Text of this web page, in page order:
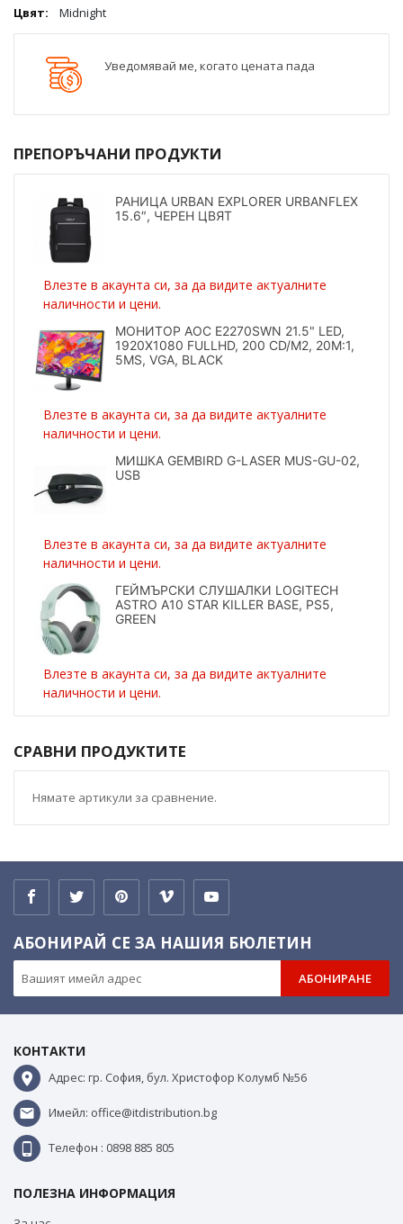
Midnight
Уведомявай ме, когато цената пада
ПРЕПОРЪЧАНИ ПРОДУКТИ
РАНИЦА URBAN EXPLORER URBANFLEX
15.6″, ЧЕРЕН ЦВЯТ
Влезте в акаунта си, за да видите актуалните
наличности и цени.
МОНИТОР AOC E2270SWN 21.5" LED,
1920X1080 FULLHD, 200 CD/M2, 20M:1,
5MS, VGA, BLACK
Влезте в акаунта си, за да видите актуалните
наличности и цени.
МИШКА GEMBIRD G-LASER MUS-GU-02,
USB
Влезте в акаунта си, за да видите актуалните
наличности и цени.
ГЕЙМЪРСКИ СЛУШАЛКИ LOGITECH
ASTRO A10 STAR KILLER BASE, PS5,
GREEN
Влезте в акаунта си, за да видите актуалните
наличности и цени.
СРАВНИ ПРОДУКТИТЕ
Нямате артикули за сравнение.
АБОНИРАЙ СЕ ЗА НАШИЯ БЮЛЕТИН
АБОНИРАНЕ
КОНТАКТИ
Адрес: гр. София, бул. Христофор Колумб №56
Имейл: office@itdistribution.bg
Телефон : 0898 885 805
ПОЛЕЗНА ИНФОРМАЦИЯ